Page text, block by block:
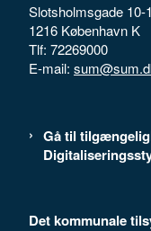
Slotsholmsgade 10-
1216 København K
Tlf: 72269000
E-mail:
Gå til
Det kommunale